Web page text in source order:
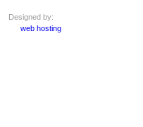
Designed by:
web hosting